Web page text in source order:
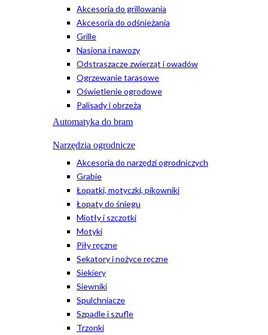
Akcesoria do grillowania
Akcesoria do odśnieżania
Grille
Nasiona i nawozy
Odstraszacze zwierząt i owadów
Ogrzewanie tarasowe
Oświetlenie ogrodowe
Palisady i obrzeża
Automatyka do bram
Narzędzia ogrodnicze
Akcesoria do narzędzi ogrodniczych
Grabie
Łopatki, motyczki, pikowniki
Łopaty do śniegu
Miotły i szczotki
Motyki
Piły ręczne
Sekatory i nożyce ręczne
Siekiery
Siewniki
Spulchniacze
Szpadle i szufle
Trzonki